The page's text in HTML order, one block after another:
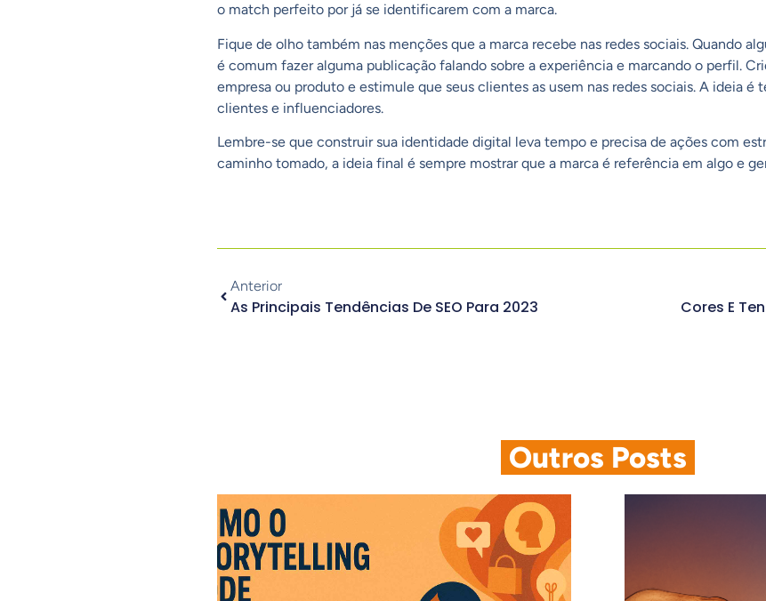
o match perfeito por já se identificarem com a marca.
Fique de olho também nas menções que a marca recebe nas redes sociais. Quando
é comum fazer alguma publicação falando sobre a experiência e marcando o perfil.
empresa ou produto e estimule que seus clientes as usem nas redes sociais. A ideia é
clientes e influenciadores.
Lembre-se que construir sua identidade digital leva tempo e precisa de ações com
caminho tomado, a ideia final é sempre mostrar que a marca é referência em algo e
Anterior
As Principais Tendências De SEO Para 2023 Cores E
Outros Posts